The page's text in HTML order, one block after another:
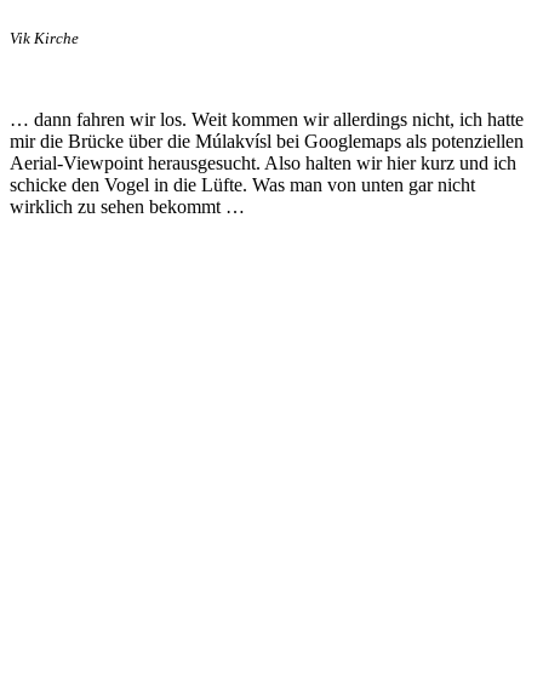
Vik Kirche
… dann fahren wir los. Weit kommen wir allerdings nicht, ich hatte
mir die Brücke über die Múlakvísl bei Googlemaps als potenziellen
Aerial-Viewpoint herausgesucht. Also halten wir hier kurz und ich
schicke den Vogel in die Lüfte. Was man von unten gar nicht
wirklich zu sehen bekommt …